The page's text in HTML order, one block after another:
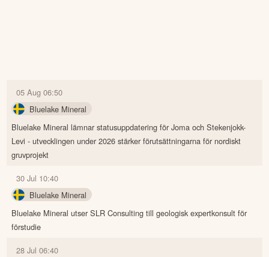
05 Aug 06:50
Bluelake Mineral
Bluelake Mineral lämnar statusuppdatering för Joma och Stekenjokk-
Levi - utvecklingen under 2026 stärker förutsättningarna för nordiskt
gruvprojekt
30 Jul 10:40
Bluelake Mineral
Bluelake Mineral utser SLR Consulting till geologisk expertkonsult för
förstudie
28 Jul 06:40